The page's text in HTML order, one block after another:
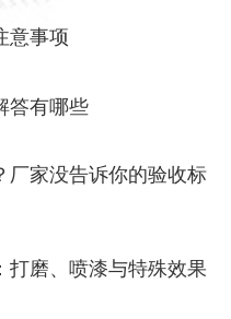
意事项
答有哪些
厂家没告诉你的验收标
打磨、喷漆与特殊效果